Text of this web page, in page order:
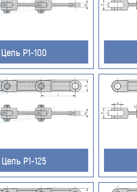
Цепь Р1-100
Цепь Р1-125